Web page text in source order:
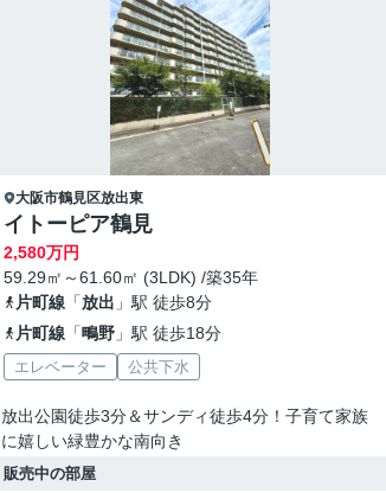
大阪市鶴見区放出東
イトーピア鶴見
2,580万円
59.29㎡～61.60㎡ (3LDK) /築35年
片町線「放出 」駅 徒歩8分
片町線「鴫野」駅 徒歩18分
エレベーター 公共下水
放出公園徒歩3分＆サンディ徒歩4分！子育て家族
に嬉しい緑豊かな南向き
販売中の部屋